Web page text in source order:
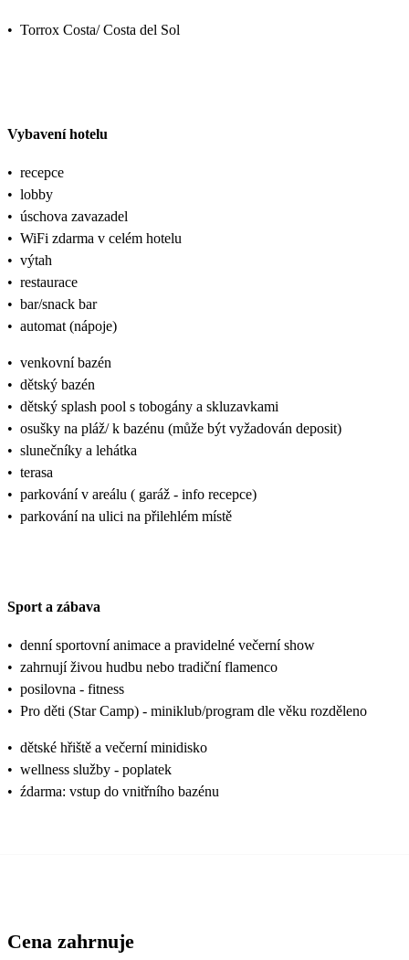
• Torrox Costa/ Costa del Sol
Vybavení hotelu
• recepce
• lobby
• úschova zavazadel
• WiFi zdarma v celém hotelu
• výtah
• restaurace
• bar/snack bar
• automat (nápoje)
• venkovní bazén
• dětský bazén
• dětský splash pool s tobogány a skluzavkami
• osušky na pláž/ k bazénu (může být vyžadován deposit)
• slunečníky a lehátka
• terasa
• parkování v areálu ( garáž - info recepce)
• parkování na ulici na přilehlém místě
Sport a zábava
• denní sportovní animace a pravidelné večerní show
• zahrnují živou hudbu nebo tradiční flamenco
• posilovna - fitness
• Pro děti (Star Camp) - miniklub/program dle věku rozděleno
• dětské hřiště a večerní minidisko
• wellness služby - poplatek
• źdarma: vstup do vnitřního bazénu
Cena zahrnuje